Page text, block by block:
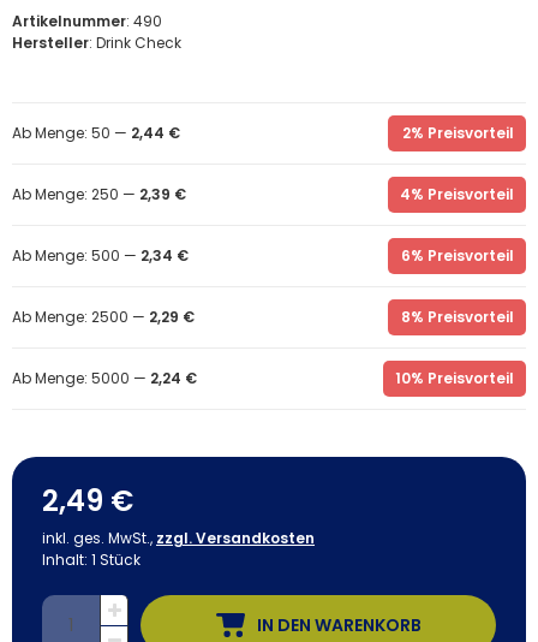
Artikelnummer: 490
Hersteller: Drink Check
Ab Menge: 50 — 2,44 € 2% Preisvorteil
Ab Menge: 250 — 2,39 € 4% Preisvorteil
Ab Menge: 500 — 2,34 € 6% Preisvorteil
Ab Menge: 2500 — 2,29 € 8% Preisvorteil
Ab Menge: 5000 — 2,24 € 10% Preisvorteil
2,49 €
inkl. ges. MwSt., zzgl. Versandkosten
Inhalt: 1 Stück
IN DEN WARENKORB